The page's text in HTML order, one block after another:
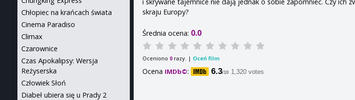
skraju Europy?
Średnia ocena: 0.0
Oceniono 0 razy. | Oceń film
Ocena IMDb©: 6.3/10 1,320 votes
Chłopiec na krańcach świata
Cinema Paradiso
Climax
Czarownice
Czas Apokalipsy: Wersja
Reżyserska
Człowiek Słoń
Diabeł ubiera się u Prady 2